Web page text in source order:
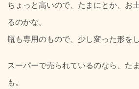
ちょっと高いので、たまにとか、お
るのかな。
瓶も専用のもので、少し変った形を
スーパーで売られているのなら、た
も。